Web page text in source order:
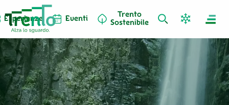
Esperienze Eventi
Trento
Sostenibile